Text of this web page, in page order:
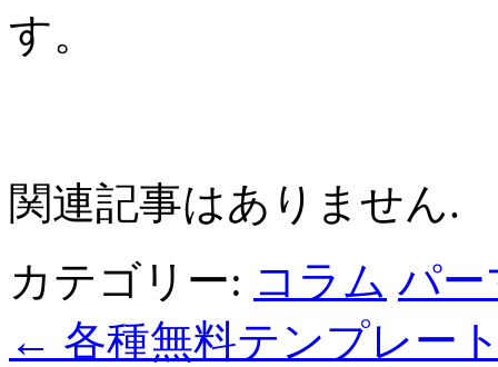
す。
関連記事はありません.
カテゴリー: コラム パー
← 各種無料テンプレー